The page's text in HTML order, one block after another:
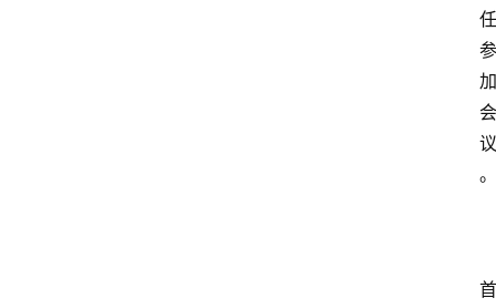
任
参
加
会
议
。
首